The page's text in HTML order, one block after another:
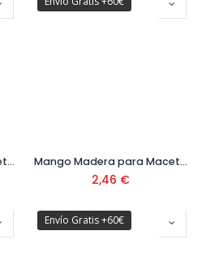
Mango Madera para Maceta Ref. M5308-AN Mango Madera para Maceta Ref. M5308-BN
2,46 €
Envío Gratis +60€